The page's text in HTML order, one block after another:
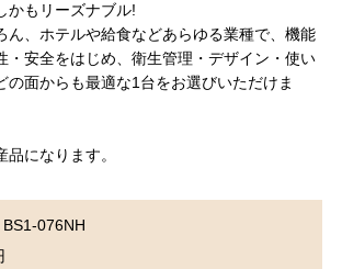
かもリーズナブル!
ん、ホテルや給食などあらゆる業種で、機能
・安全をはじめ、衛生管理・デザイン・使い
の面からも最適な1台をお選びいただけま
になります。
076NH